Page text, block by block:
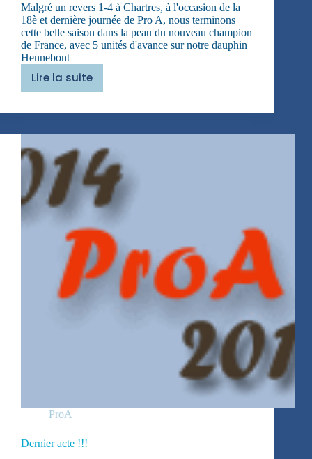
Malgré un revers 1-4 à Chartres, à l'occasion de la
18è et dernière journée de Pro A, nous terminons
cette belle saison dans la peau du nouveau champion
de France, avec 5 unités d'avance sur notre dauphin
Hennebont
Lire la suite
Acta
fabula
!
ProA
Dernier acte !!!